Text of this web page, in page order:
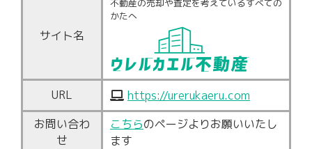
サイト名
不動産の売却や査定を考えているすべての
かたへ
URL
https://urerukaeru.com
お問い合わ
せ
こちらのページよりお願いいたし
ます